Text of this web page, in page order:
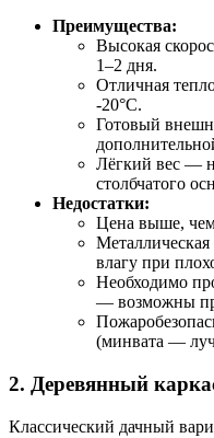
Преимущества:
Высокая
1–2 дня.
Отличная
-20°C.
Готовый
Лёгкий вес —
столбчатого
Недостатки:
Цена выше,
влагу при
Необходимо
— возможны
(минвата —
2. Деревянный
Классический дачный